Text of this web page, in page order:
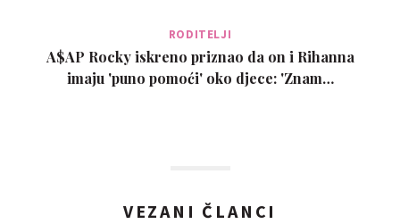
RODITELJI
A$AP Rocky iskreno priznao da on i Rihanna
imaju 'puno pomoći' oko djece: 'Znam…
VEZANI ČLANCI